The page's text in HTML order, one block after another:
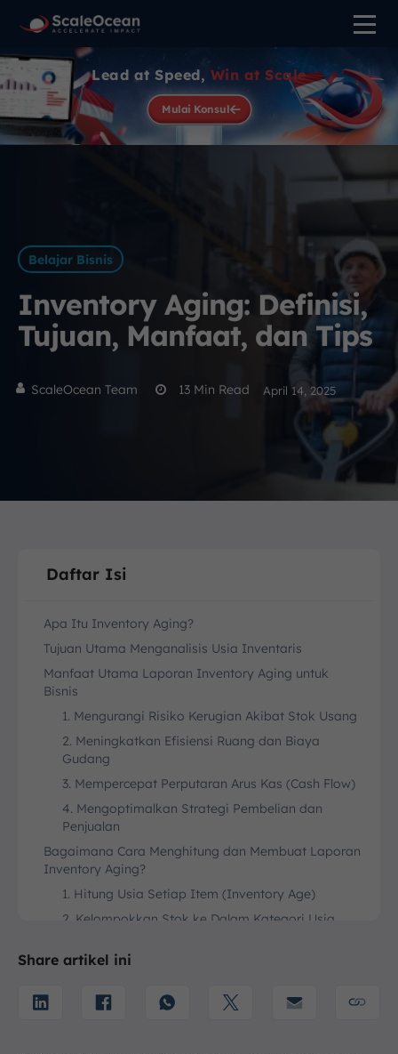
Lead at Speed, Win at Scale
Mulai Konsul
Belajar Bisnis
Inventory Aging: Definisi,
Tujuan, Manfaat, dan Tips
ScaleOcean Team 13 Min Read April 14, 2025
Daftar Isi
Apa Itu Inventory Aging?
Tujuan Utama Menganalisis Usia Inventaris
Manfaat Utama Laporan Inventory Aging untuk
Bisnis
1. Mengurangi Risiko Kerugian Akibat Stok Usang
2. Meningkatkan Efisiensi Ruang dan Biaya
Gudang
3. Mempercepat Perputaran Arus Kas (Cash Flow)
4. Mengoptimalkan Strategi Pembelian dan
Penjualan
Bagaimana Cara Menghitung dan Membuat Laporan
Inventory Aging?
1. Hitung Usia Setiap Item (Inventory Age)
2. Kelompokkan Stok ke Dalam Kategori Usia
Report)
dengan Baik
Share artikel ini